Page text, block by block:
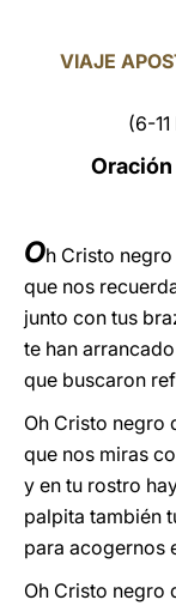
VIAJE
(6-
Oh Cristo
que nos
junto con tus
te han
que buscaron
Oh Cristo negro
que nos miras
y en tu rostro
palpita también
para acogernos
Oh Cristo negro